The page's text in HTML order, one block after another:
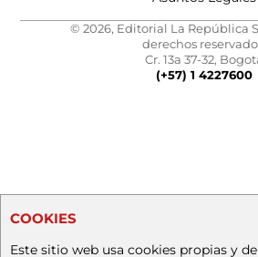
© 2026, Editorial La República
derechos
Cr. 13a 37-32,
(+57) 1 4227600
COOKIES
Este sitio web usa cookies propias y